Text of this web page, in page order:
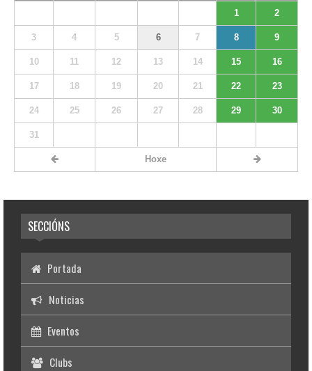
1 2
3 4 5 6 7 8 9
10 11 12 13 14 15 16
17 18 19 20 21 22 23
24 25 26 27 28 29 30
31
Hoxe
SECCIÓNS
Portada
Noticias
Eventos
Clubs